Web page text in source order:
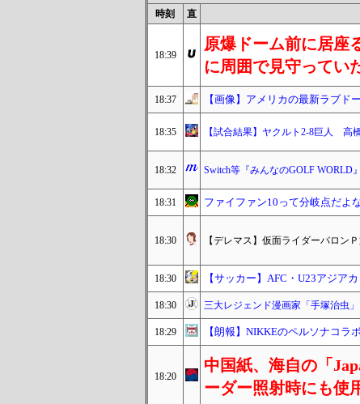
時刻
直
18:39
原爆ドーム前に居座
に周囲で見守って
18:37 【画像】アメリカの最新ラブド
18:35 【試合結果】ヤクルト2-8巨人 高
18:32 Switch等『みんなのGOLF WORLD
18:31 ファイファン10って分岐点だよ
18:30 【デレマス】仮面ライダーバロン
18:30 【サッカー】AFC・U23アジア
18:30 三大レジェンド漫画家「手塚治虫」
18:29 【朗報】NIKKEのペルソナコラ
18:20
中国紙、海自の「
ーダー照射時にも使